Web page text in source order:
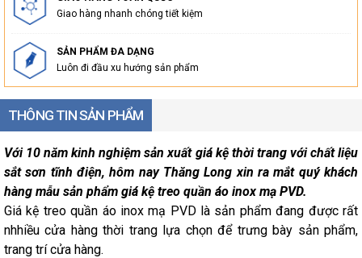
Giao hàng nhanh chóng tiết kiệm
SẢN PHẨM ĐA DẠNG
Luôn đi đầu xu hướng sản phẩm
THÔNG TIN SẢN PHẨM
Với 10 năm kinh nghiệm sản xuất giá kệ thời trang với chất liệu
sắt sơn tĩnh điện, hôm nay Thăng Long xin ra mắt quý khách
hàng mẫu sản phẩm giá kệ treo quần áo inox mạ PVD.
Giá kệ treo quần áo inox mạ PVD là sản phẩm đang được rất
nhhiều cửa hàng thời trang lựa chọn để trưng bày sản phẩm,
trang trí cửa hàng.